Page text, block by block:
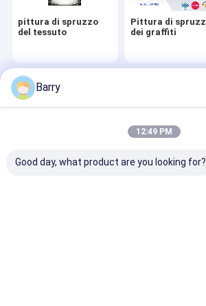
pittura di spruzzo
del tessuto
Pittura di
dei graffiti
Mappa del sito
Politica sulla
pittura di spruzzo del tessuto
2026 Aristo Industries Corporation Limited.
Barry
12:49 PM
Good day, what product are you looking for?